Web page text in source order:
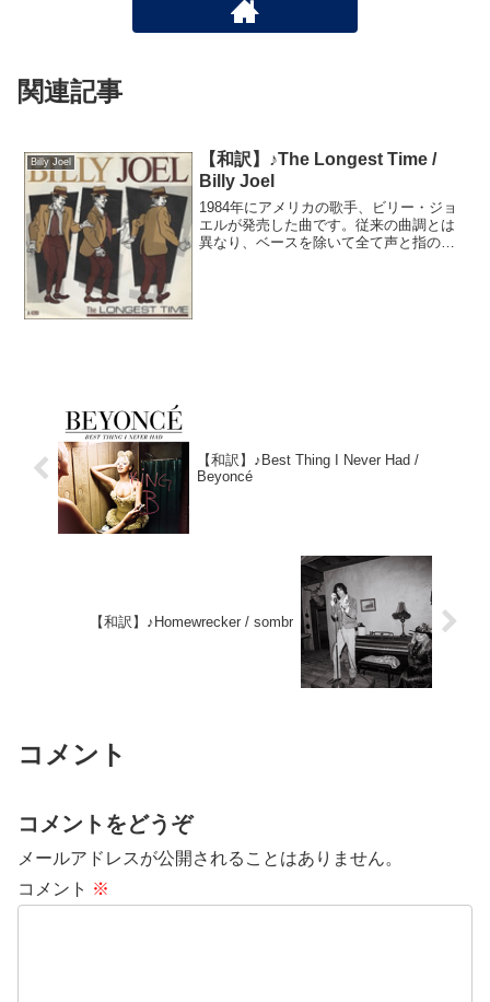
関連記事
Billy Joel
【和訳】♪The Longest Time /
Billy Joel
1984年にアメリカの歌手、ビリー・ジョ
エルが発売した曲です。従来の曲調とは
異なり、ベースを除いて全て声と指の音
【和訳】♪Best Thing I Never Had /
Beyoncé
【和訳】♪Homewrecker / sombr
コメント
コメントをどうぞ
メールアドレスが公開されることはありません。
コメント ※